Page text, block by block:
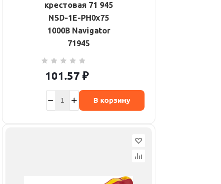
крестовая 71 945
NSD-1E-PH0х75
1000В Navigator
71945
101.57 ₽
В корзину